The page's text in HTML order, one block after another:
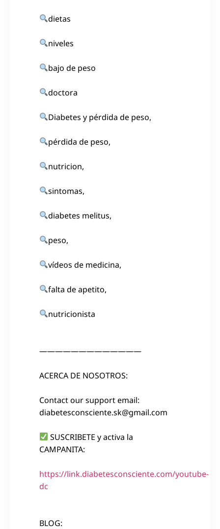
dietas
niveles
bajo de peso
doctora
Diabetes y pérdida de peso,
pérdida de peso,
nutricion,
sintomas,
diabetes melitus,
peso,
vídeos de medicina,
falta de apetito,
nutricionista
—————————————
ACERCA DE NOSOTROS:
Contact our support email:
diabetesconsciente.sk@gmail.com
SUSCRIBETE y activa la
CAMPANITA:
https://link.diabetesconsciente.com/youtube-
dc
BLOG: